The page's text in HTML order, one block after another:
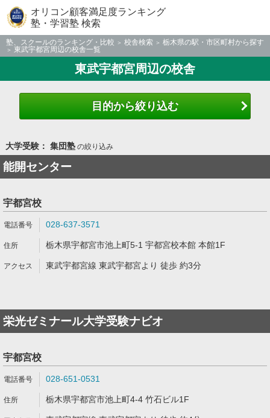
オリコン顧客満足度ランキング
塾・学習塾 検索
塾、スクールのランキング・比較 校舎検索
栃木県の駅・市区町村から探す
東武宇都宮周辺の校舎一覧
東武宇都宮周辺の校舎
目的から絞り込む
大学受験： 集団塾の絞り込み
能開センター
宇都宮校
028-637-3571
栃木県宇都宮市池上町5-1 宇都宮校本館 本館1F
東武宇都宮線 東武宇都宮より 徒歩 約3分
栄光ゼミナール大学受験ナビオ
宇都宮校
028-651-0531
栃木県宇都宮市池上町4-4 竹石ビル1F